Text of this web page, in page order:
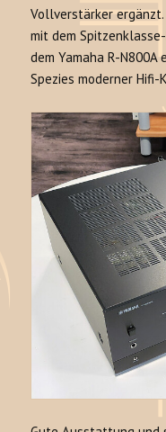
Vollverstärker
mit dem
dem Yamaha R-
Spezies moderner Hifi-